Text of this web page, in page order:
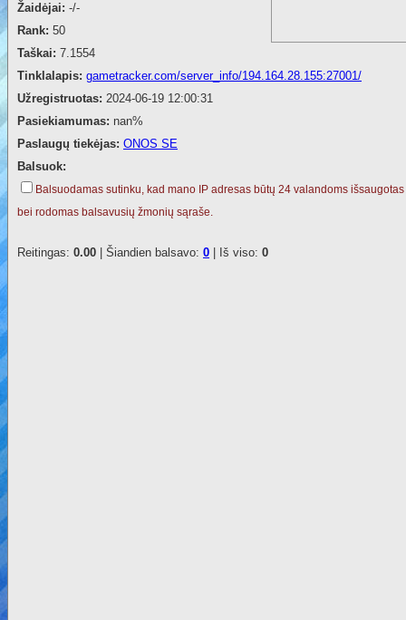
Žaidėjai: -/-
Rank: 50
Taškai: 7.1554
Tinklalapis: gametracker.com/server_info/194.164.28.155:27001/
Užregistruotas: 2024-06-19 12:00:31
Pasiekiamumas: nan%
Paslaugų tiekėjas: ONOS SE
Balsuok:
Balsuodamas sutinku, kad mano IP adresas būtų 24 valandoms išsaugotas
bei rodomas balsavusių žmonių sąraše.
Reitingas: 0.00 | Šiandien balsavo: 0 | Iš viso: 0